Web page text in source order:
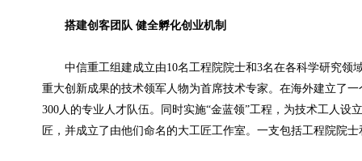
搭建创客团队 健全孵化创业机制
中信重工组建成立由10名工程院院士和3名在各科学研究领
重大创新成果的技术领军人物为首席技术专家。在海外建立了
300人的专业人才队伍。同时实施“金蓝领”工程，为技术工人设立
匠，并成立了由他们命名的大工匠工作室。一支包括工程院院